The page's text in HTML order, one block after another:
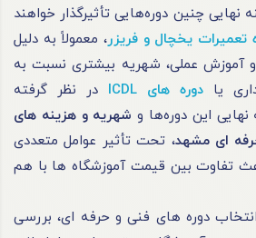
نهایی چنین دوره‌هایی تأثیرگذار خواهند
تعمیرات یخچال و فریزر، معمولاً به دلیل
آموزش عملی، شهریه بیشتری نسبت به
یا دوره های ICDL
در نظر گرفته
این دوره‌ها و شهریه و هزینه های
ای مشهد، تحت تأثیر عوامل متعددی
تفاوت بین قیمت آموزشگاه ها با هم
دوره های فنی و حرفه ای، بررسی